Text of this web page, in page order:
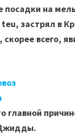
посадки на
застрял в
всего,